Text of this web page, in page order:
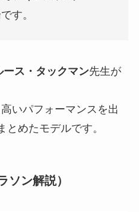
す。
ース・タックマン先生が
いパフォーマンスを出
めたモデルです。
ソン解説）